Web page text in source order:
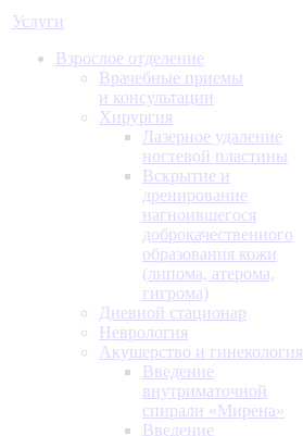
Услуги
Взрослое отделение
Врачебные приемы
и консультации
Хирургия
Лазерное удаление
ногтевой пластины
Вскрытие и
дренирование
нагноившегося
доброкачественного
образования кожи
(липома, атерома,
гигрома)
Дневной стационар
Неврология
Акушерство и гинекология
Введение
внутриматочной
спирали «Мирена»
Введение